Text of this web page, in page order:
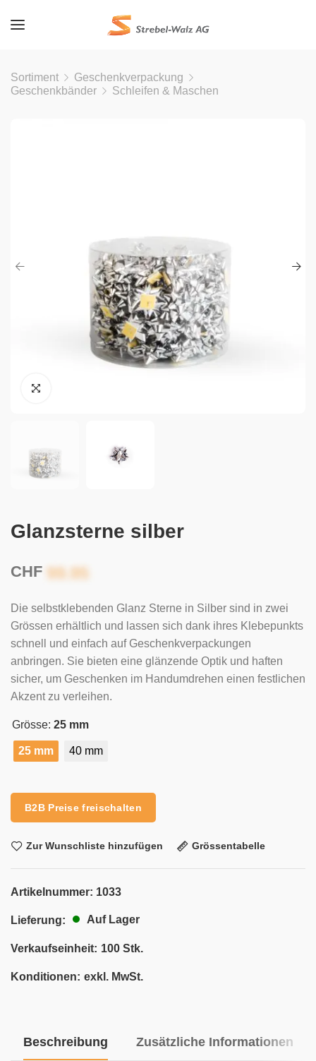
Sortiment
Geschenkverpackung
Geschenkbänder
Schleifen & Maschen
Glanzsterne silber
CHF
Die selbstklebenden Glanz Sterne in Silber sind in zwei
Grössen erhältlich und lassen sich dank ihres Klebepunkts
schnell und einfach auf Geschenkverpackungen
anbringen. Sie bieten eine glänzende Optik und haften
sicher, um Geschenken im Handumdrehen einen festlichen
Akzent zu verleihen.
Grösse: 25 mm
25 mm 40 mm
B2B Preise freischalten
Zur Wunschliste hinzufügen Grössentabelle
Artikelnummer: 1033
Lieferung: Auf Lager
Verkaufseinheit: 100 Stk.
Konditionen: exkl. MwSt.
Beschreibung Zusätzliche Informationen